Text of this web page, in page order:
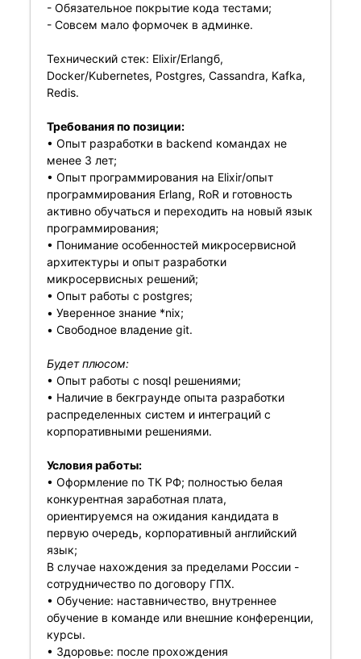
- Обязательное покрытие кода тестами;
- Совсем мало формочек в админке.
Технический стек: Elixir/Erlangб,
Docker/Kubernetes, Postgres, Cassandra, Kafka,
Redis.
Требования по позиции:
• Опыт разработки в backend командах не
менее 3 лет;
• Опыт программирования на Elixir/опыт
программирования Erlang, RoR и готовность
активно обучаться и переходить на новый язык
программирования;
• Понимание особенностей микросервисной
архитектуры и опыт разработки
микросервисных решений;
• Опыт работы с postgres;
• Уверенное знание *nix;
• Свободное владение git.
Будет плюсом:
• Опыт работы с nosql решениями;
• Наличие в бекграунде опыта разработки
распределенных систем и интеграций с
корпоративными решениями.
Условия работы:
• Оформление по ТК РФ; полностью белая
конкурентная заработная плата,
ориентируемся на ожидания кандидата в
первую очередь, корпоративный английский
язык;
В случае нахождения за пределами России -
сотрудничество по договору ГПХ.
• Обучение: наставничество, внутреннее
обучение в команде или внешние конференции,
курсы.
• Здоровье: после прохождения